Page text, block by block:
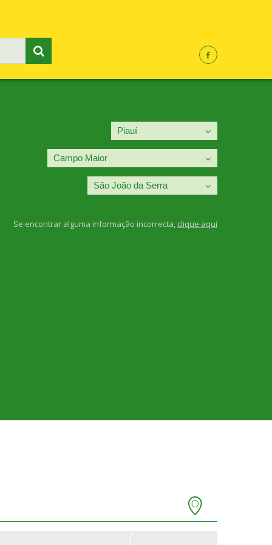
Se encontrar alguma informação incorrecta, clique aqui